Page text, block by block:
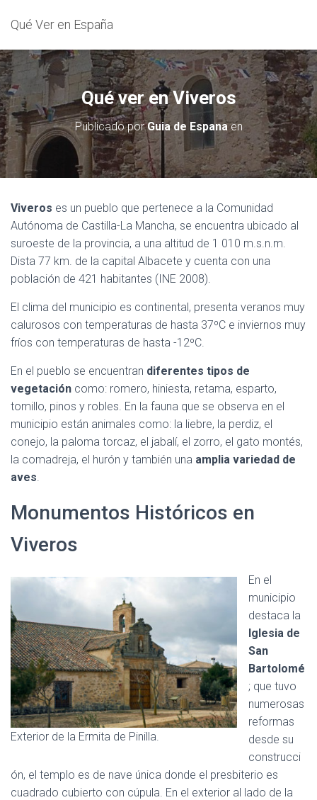
Qué Ver en España
Qué ver en Viveros
Publicado porGuia de Espanaen
Viveros es un pueblo que pertenece a la Comunidad
Autónoma de Castilla-La Mancha, se encuentra ubicado al
suroeste de la provincia, a una altitud de 1 010 m.s.n.m.
Dista 77 km. de la capital Albacete y cuenta con una
población de 421 habitantes (INE 2008).
El clima del municipio es continental, presenta veranos muy
calurosos con temperaturas de hasta 37ºC e inviernos muy
fríos con temperaturas de hasta -12ºC.
En el pueblo se encuentran diferentes tipos de
vegetación como: romero, hiniesta, retama, esparto,
tomillo, pinos y robles. En la fauna que se observa en el
municipio están animales como: la liebre, la perdiz, el
conejo, la paloma torcaz, el jabalí, el zorro, el gato montés,
la comadreja, el hurón y también una amplia variedad de
aves.
Monumentos Históricos en
Viveros
Exterior de la Ermita de Pinilla.
En el
municipio
destaca la
Iglesia de
San
Bartolomé
; que tuvo
numerosas
reformas
desde su
construcci
ón, el templo es de nave única donde el presbiterio es
cuadrado cubierto con cúpula. En el exterior al lado de la